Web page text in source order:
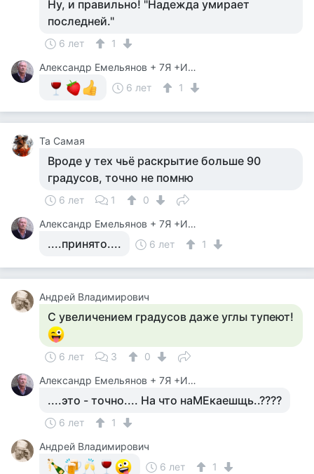
Ну, и правильно! "Надежда умирает
последней."
6 лет
1
Александр Емельянов + 7Я +Инструктор Туризма
6 лет
1
Та Самая
Вроде у тех чьё раскрытие больше 90
градусов, точно не помню
6 лет 1
0
Александр Емельянов + 7Я +Инструктор Туризма
....принято.... 6 лет 1
Андрей Владимирович
С увеличением градусов даже углы тупеют!
6 лет 3
0
Александр Емельянов + 7Я +Инструктор Туризма
....это - точно.... На что наМЕкаешщь..????
6 лет
1
Андрей Владимирович
6 лет
1